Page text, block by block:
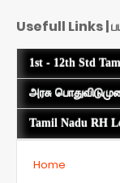
Usefull Links |
1st - 12th Std
அரசு
Tamil Nadu RH
Home